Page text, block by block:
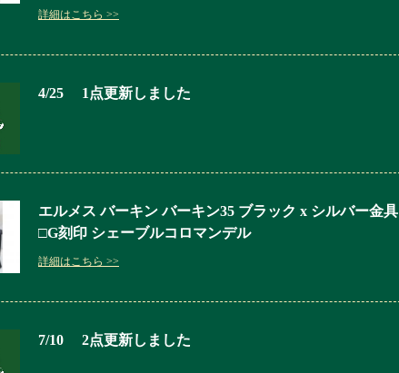
詳細はこちら >>
4/25 1点更新しました
エルメス バーキン バーキン35 ブラック x シルバー金具
□G刻印 シェーブルコロマンデル
詳細はこちら >>
7/10 2点更新しました